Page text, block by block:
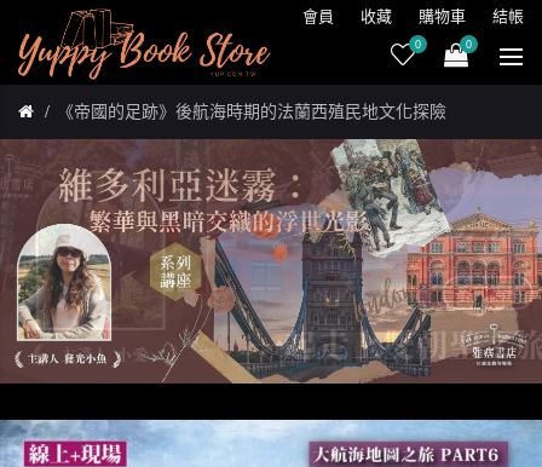
會員 收藏 購物車 結帳
0 0
《帝國的足跡》後航海時期的法蘭西殖民地文化探險